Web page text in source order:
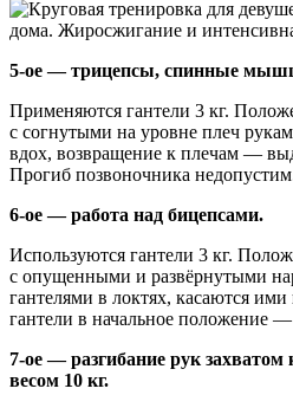
5-ое — трицепсы, спинные
Применяются гантели 3 кг.
с согнутыми на уровне плеч
вдох, возвращение к плечам —
Прогиб позвоночника
6-ое — работа над бицепсами.
Используются гантели 3 кг.
с опущенными и развёрнутыми
гантелями в локтях, касаются
гантели в начальное положение
7-ое — разгибание рук захватом
весом 10 кг.